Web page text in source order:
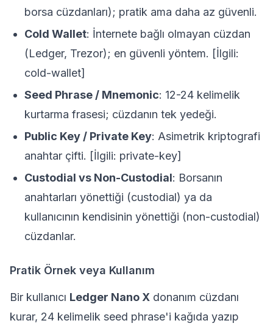
borsa cüzdanları); pratik ama daha az güvenli.
Cold Wallet: İnternete bağlı olmayan cüzdan
(Ledger, Trezor); en güvenli yöntem. [İlgili:
cold-wallet]
Seed Phrase / Mnemonic: 12-24 kelimelik
kurtarma frasesi; cüzdanın tek yedeği.
Public Key / Private Key: Asimetrik kriptografi
anahtar çifti. [İlgili: private-key]
Custodial vs Non-Custodial: Borsanın
anahtarları yönettiği (custodial) ya da
kullanıcının kendisinin yönettiği (non-custodial)
cüzdanlar.
Pratik Örnek veya Kullanım
Bir kullanıcı Ledger Nano X donanım cüzdanı
kurar, 24 kelimelik seed phrase'i kağıda yazıp